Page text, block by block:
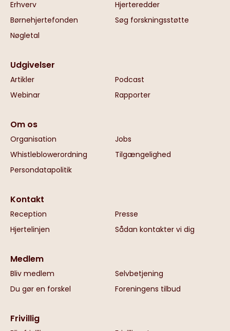
Erhverv
Hjerteredder
Børnehjertefonden
Søg forskningsstøtte
Nøgletal
Udgivelser
Artikler
Podcast
Webinar
Rapporter
Om os
Organisation
Jobs
Whistleblowerordning
Tilgængelighed
Persondatapolitik
Kontakt
Reception
Presse
Hjertelinjen
Sådan kontakter vi dig
Medlem
Bliv medlem
Selvbetjening
Du gør en forskel
Foreningens tilbud
Frivillig